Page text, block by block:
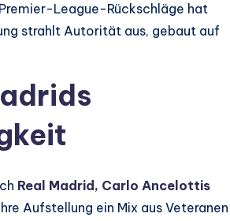
League-Rückschläge hat
strahlt Autorität aus, gebaut auf
Real Madrid, Carlo Ancelottis
Aufstellung ein Mix aus Veteranen